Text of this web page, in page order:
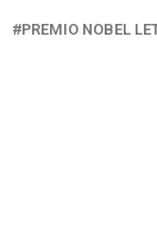
PREMIO NOBEL